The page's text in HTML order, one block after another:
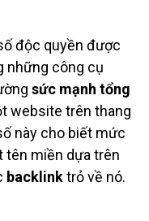
độc quyền được
những công cụ
sức mạnh tổng
website trên thang
này cho biết mức
tên miền dựa trên
backlinktrỏ về nó.